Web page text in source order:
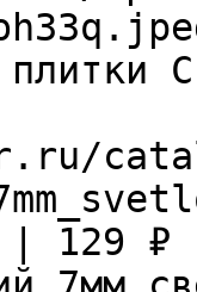
| 129 ₽